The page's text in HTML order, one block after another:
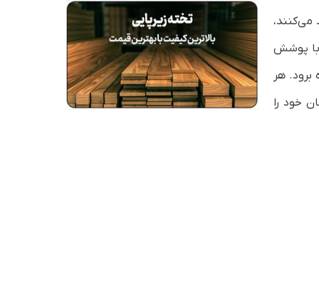
می‌کنند،
با پوشش
برود. هر
خود را